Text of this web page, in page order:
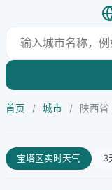
首页 / 城市 / 陕西省
宝塔区实时天气 3